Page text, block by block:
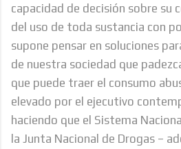
capacidad de decisión sobre su
del uso de toda sustancia con
supone pensar en soluciones
de nuestra sociedad que
que puede traer el consumo
elevado por el ejecutivo
haciendo que el Sistema
la Junta Nacional de Drogas –